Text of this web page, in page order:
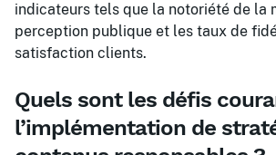
indicateurs tels que la notoriété de la
perception publique et les taux de
satisfaction clients.
Quels sont les défis
l’implémentation de